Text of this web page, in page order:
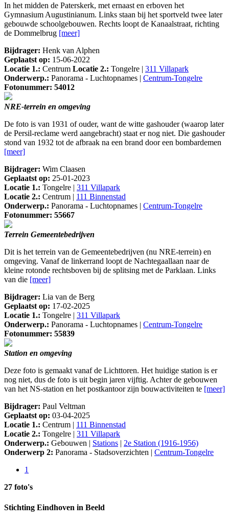
In het midden de Paterskerk, met ernaast en erboven het
Gymnasium Augustinianum. Links staan bij het sportveld twee later
gebouwde schoolgebouwen. Rechts loopt de Kanaalstraat, richting
de Dommelbrug [meer]
Bijdrager: Henk van Alphen
Geplaatst op: 15-06-2022
Locatie 1.: Centrum Locatie 2.: Tongelre | 311 Villapark
Onderwerp.: Panorama - Luchtopnames | Centrum-Tongelre
Fotonummer: 54012
NRE-terrein en omgeving
De foto is van 1931 of ouder, want de witte gashouder (waarop later
de Persil-reclame werd aangebracht) staat er nog niet. Die gashouder
stond van 1932 tot de afbraak na een brand door een bombardemen
[meer]
Bijdrager: Wim Claasen
Geplaatst op: 25-01-2023
Locatie 1.: Tongelre | 311 Villapark
Locatie 2.: Centrum | 111 Binnenstad
Onderwerp.: Panorama - Luchtopnames | Centrum-Tongelre
Fotonummer: 55667
Terrein Gemeentebedrijven
Dit is het terrein van de Gemeentebedrijven (nu NRE-terrein) en
omgeving. Vanaf de linkerrand loopt de Nachtegaallaan naar de
kleine rotonde rechtsboven bij de splitsing met de Parklaan. Links
van die [meer]
Bijdrager: Lia van de Berg
Geplaatst op: 17-02-2025
Locatie 1.: Tongelre | 311 Villapark
Onderwerp.: Panorama - Luchtopnames | Centrum-Tongelre
Fotonummer: 55839
Station en omgeving
Deze foto is gemaakt vanaf de Lichttoren. Het huidige station is er
nog niet, dus de foto is uit begin jaren vijftig. Achter de gebouwen
van het NS-station en het postkantoor zijn bouwactiviteiten te [meer]
Bijdrager: Paul Veltman
Geplaatst op: 03-04-2025
Locatie 1.: Centrum | 111 Binnenstad
Locatie 2.: Tongelre | 311 Villapark
Onderwerp.: Gebouwen | Stations | 2e Station (1916-1956)
Onderwerp 2: Panorama - Stadsoverzichten | Centrum-Tongelre
1
27 foto's
Stichting Eindhoven in Beeld